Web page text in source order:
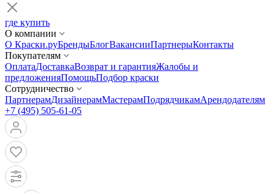
где купить
О компании
О Краски.руБрендыБлогВакансииПартнерыКонтакты
Покупателям
ОплатаДоставкаВозврат и гарантияЖалобы и
предложенияПомощьПодбор краски
Сотрудничество
ПартнерамДизайнерамМастерамПодрядчикамАрендодателям
+7 (495) 505-61-05